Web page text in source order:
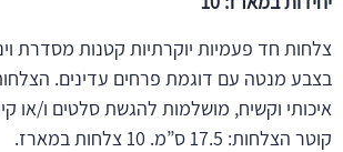
צלחות חד פעמיות יוקרתיות קטנות מסדרת
בצבע מנטה עם דוגמת פרחים עדינים.
איכותי וקשיח, מושלמות להגשת סלטים ו/או
קוטר הצלחות: 17.5 ס”מ. 10 צלחות במארז.